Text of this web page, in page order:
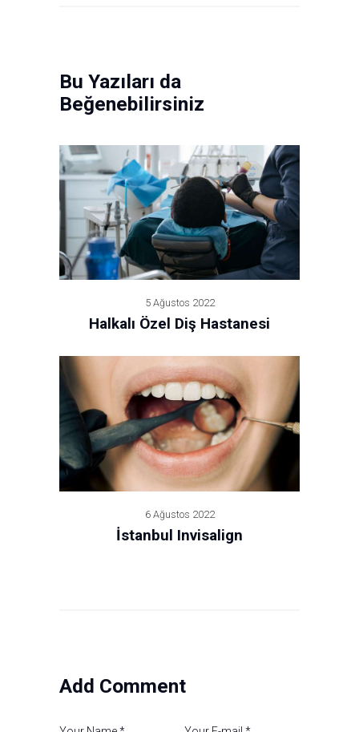
Bu Yazıları da
Beğenebilirsiniz
5 Ağustos 2022
Halkalı Özel Diş Hastanesi
6 Ağustos 2022
İstanbul Invisalign
Add Comment